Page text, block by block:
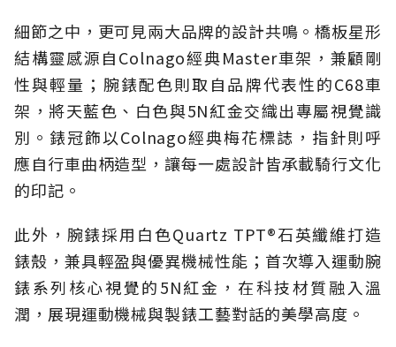
細節之中，更可見兩大品牌的設計共鳴。橋板星形
結構靈感源自Colnago經典Master車架，兼顧剛
性與輕量；腕錶配色則取自品牌代表性的C68車
架，將天藍色、白色與5N紅金交織出專屬視覺識
別。錶冠飾以Colnago經典梅花標誌，指針則呼
應自行車曲柄造型，讓每一處設計皆承載騎行文化
的印記。
此外，腕錶採用白色Quartz TPT®石英纖維打造
錶殼，兼具輕盈與優異機械性能；首次導入運動腕
錶系列核心視覺的5N紅金，在科技材質融入溫
潤，展現運動機械與製錶工藝對話的美學高度。